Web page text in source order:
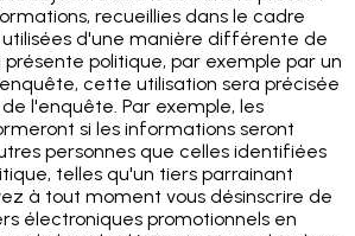
recueillies dans le cadre
d'une manière différente de
politique, par exemple par un
cette utilisation sera précisée
l'enquête. Par exemple, les
si les informations seront
personnes que celles identifiées
telles qu'un tiers parrainant
à tout moment vous désinscrire de
électroniques promotionnels en